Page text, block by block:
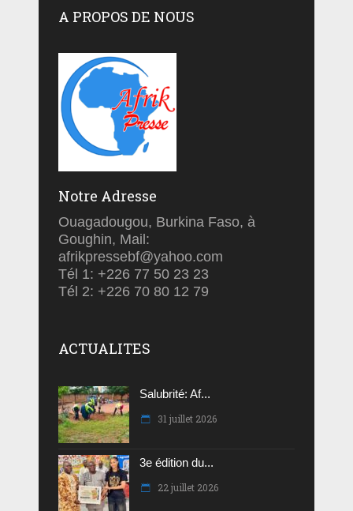
A PROPOS DE NOUS
Notre Adresse
Ouagadougou, Burkina Faso, à
Goughin, Mail:
afrikpressebf@yahoo.com
Tél 1: +226 77 50 23 23
Tél 2: +226 70 80 12 79
ACTUALITES
Salubrité: Af...
31 juillet 2026
3e édition du...
22 juillet 2026